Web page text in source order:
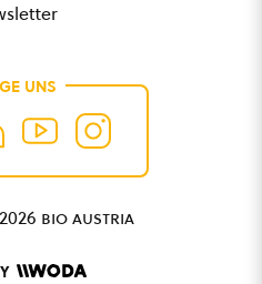
UNS
bio austria